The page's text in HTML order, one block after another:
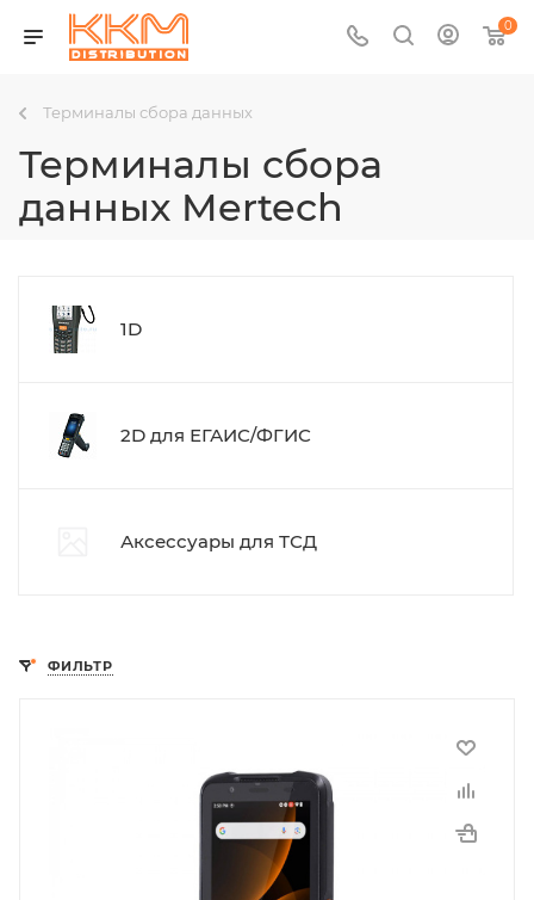
0
Терминалы сбора данных
Терминалы сбора
данных Mertech
1D
2D для ЕГАИС/ФГИС
Аксессуары для ТСД
ФИЛЬТР